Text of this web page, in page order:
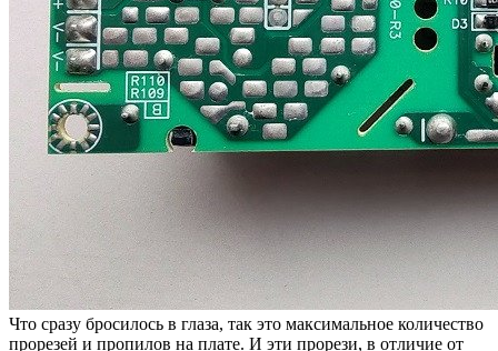
Что сразу бросилось в глаза, так это максимальное количество
прорезей и пропилов на плате. И эти прорези, в отличие от